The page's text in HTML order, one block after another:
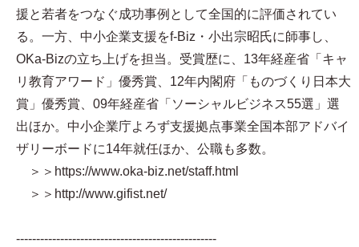
援と若者をつなぐ成功事例として全国的に評価されてい
る。一方、中小企業支援をf-Biz・小出宗昭氏に師事し、
OKa-Bizの立ち上げを担当。受賞歴に、13年経産省「キャ
リ教育アワード」優秀賞、12年内閣府「ものづくり日本大
賞」優秀賞、09年経産省「ソーシャルビジネス55選」選
出ほか。中小企業庁よろず支援拠点事業全国本部アドバイ
ザリーボードに14年就任ほか、公職も多数。
＞＞https://www.oka-biz.net/staff.html
＞＞http://www.gifist.net/
--------------------------------------------------